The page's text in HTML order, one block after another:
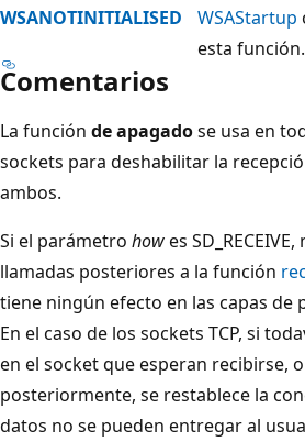
WSANOTINITIALISED
WSAStartup
esta función.
Comentarios
La función de apagadose usa en
sockets para deshabilitar la
ambos.
Si el parámetro howes
llamadas posteriores a la función
tiene ningún efecto en las capas
En el caso de los sockets TCP, si
en el socket que esperan recibirse,
posteriormente, se restablece la
datos no se pueden entregar al